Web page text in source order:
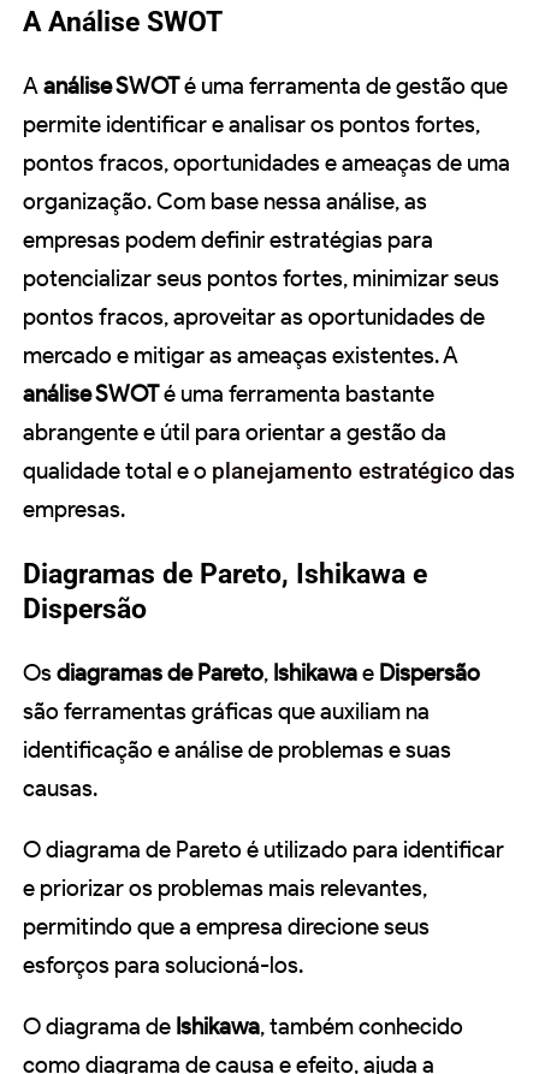
A Análise SWOT
Aanálise SWOTé uma ferramenta de gestão que
permite identificar e analisar os pontos fortes,
pontos fracos, oportunidades e ameaças de uma
organização. Com base nessa análise, as
empresas podem definir estratégias para
potencializar seus pontos fortes, minimizar seus
pontos fracos, aproveitar as oportunidades de
mercado e mitigar as ameaças existentes. A
análise SWOTé uma ferramenta bastante
abrangente e útil para orientar a gestão da
qualidade total e o planejamento estratégico das
empresas.
Diagramas de Pareto, Ishikawa e
Dispersão
Osdiagramas de Pareto, Ishikawae Dispersão
são ferramentas gráficas que auxiliam na
identificação e análise de problemas e suas
causas.
O diagrama de Pareto é utilizado para identificar
e priorizar os problemas mais relevantes,
permitindo que a empresa direcione seus
esforços para solucioná-los.
O diagrama de Ishikawa, também conhecido
como diagrama de causa e efeito, ajuda a